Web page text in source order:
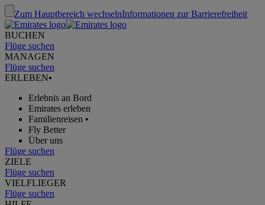
Zum Hauptbereich wechselnInformationen zur Barrierefreiheit
BUCHEN
Flüge suchen
MANAGEN
Flüge suchen
ERLEBEN•
Erlebnis an Bord
Emirates erleben
Familienreisen •
Fly Better
Über uns
Flüge suchen
ZIELE
Flüge suchen
VIELFLIEGER
Flüge suchen